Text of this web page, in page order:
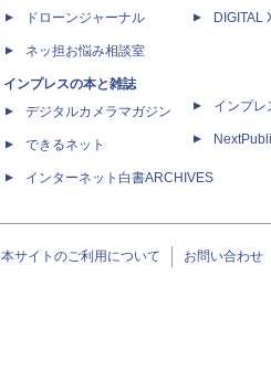
ドローンジャーナル
ネッ担お悩み相談室
インプレスの本と雑誌
デジタルカメラマガジン
できるネット
インターネット白書ARCHIVES
DIGITAL
インプレ
本サイトのご利用について お問い合わせ